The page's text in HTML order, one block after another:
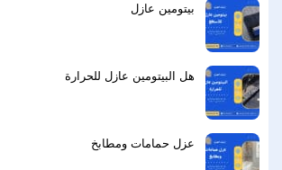
بيتومين عازل
هل البيتومين عازل للحرارة
عزل حمامات ومطابخ